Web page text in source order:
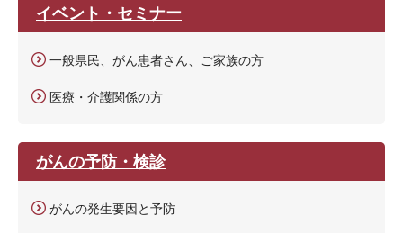
イベント・セミナー
一般県民、がん患者さん、ご家族の方
医療・介護関係の方
がんの予防・検診
がんの発生要因と予防